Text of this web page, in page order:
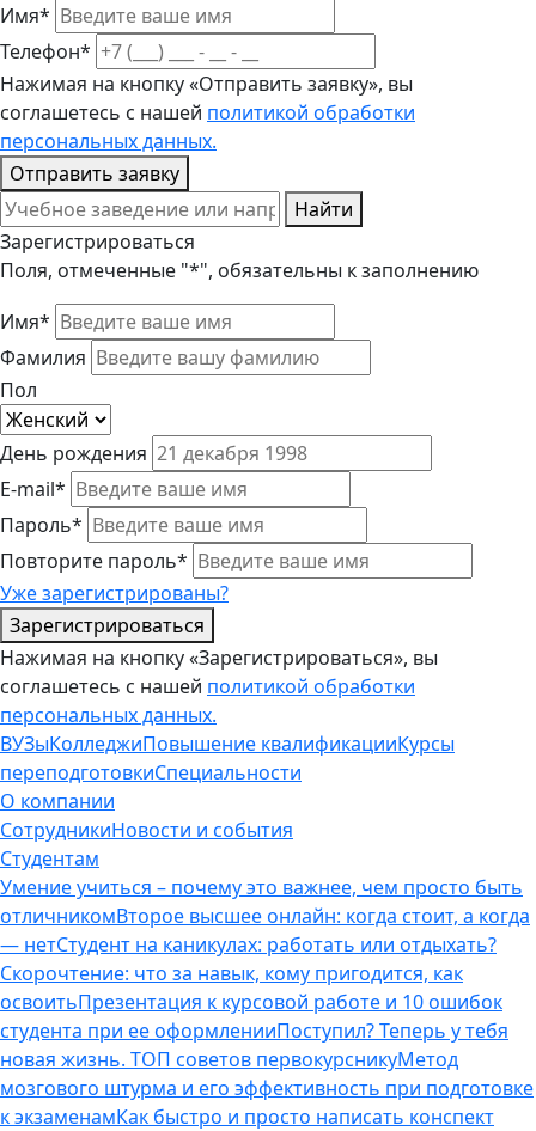
Имя*
Телефон*
Нажимая на кнопку «Отправить заявку», вы
соглашетесь с нашей политикой обработки
персональных данных.
Отправить заявку
Найти
Зарегистрироваться
Поля, отмеченные "*", обязательны к заполнению
Имя*
Фамилия
Пол
День рождения
E-mail*
Пароль*
Повторите пароль*
Уже зарегистрированы?
Зарегистрироваться
Нажимая на кнопку «Зарегистрироваться», вы
соглашетесь с нашей политикой обработки
персональных данных.
ВУЗыКолледжиПовышение квалификацииКурсы
переподготовкиСпециальности
О компании
СотрудникиНовости и события
Студентам
Умение учиться – почему это важнее, чем просто быть
отличникомВторое высшее онлайн: когда стоит, а когда
— нетСтудент на каникулах: работать или отдыхать?
Скорочтение: что за навык, кому пригодится, как
освоитьПрезентация к курсовой работе и 10 ошибок
студента при ее оформленииПоступил? Теперь у тебя
новая жизнь. ТОП советов первокурсникуМетод
мозгового штурма и его эффективность при подготовке
к экзаменамКак быстро и просто написать конспект